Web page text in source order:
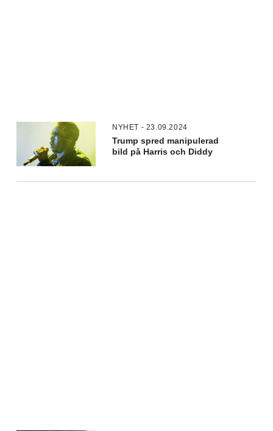
NYHET - 23.09.2024
Trump spred manipulerad
bild på Harris och Diddy